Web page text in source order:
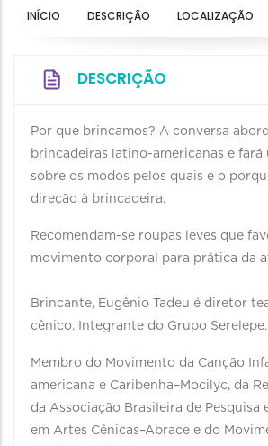
INÍCIO DESCRIÇÃO LOCALIZAÇÃO
DESCRIÇÃO
Por que brincamos? A conversa
brincadeiras latino-americanas e fará
sobre os modos pelos quais e o
direção à brincadeira.
Recomendam-se roupas leves que
movimento corporal para prática da
Brincante, Eugênio Tadeu é diretor
cênico. Integrante do Grupo Serelepe.
Membro do Movimento da Canção
americana e Caribenha–Mocilyc, da
da Associação Brasileira de Pesquisa
em Artes Cênicas–Abrace e do